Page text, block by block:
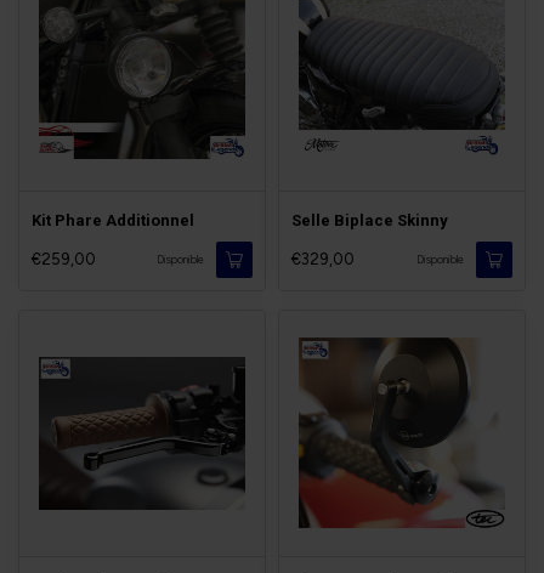
Kit Phare Additionnel
€259,00 Disponible
Selle Biplace Skinny
€329,00 Disponible